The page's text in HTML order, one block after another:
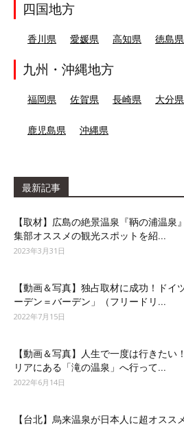
四国地方
香川県 愛媛県 高知県 徳島県
九州・沖縄地方
福岡県 佐賀県 長崎県 大分県
鹿児島県 沖縄県
最新記事
【取材】広島の絶景温泉『鞆の浦温泉
集部オススメの観光スポットを紹...
2023年3月31日
【動画＆写真】独占取材に成功！ドイ
ーデン＝バーデン」（フリードリ...
2022年7月15日
【動画＆写真】人生で一度は行きたい
リアにある「滝の温泉」へ行って...
2022年6月14日
【台北】烏来温泉が日本人に超オスス